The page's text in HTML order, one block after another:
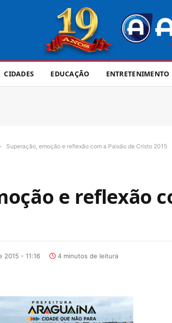
CIDADES EDUCAÇÃO ENTRETENIMENTO
Superação, emoção e reflexão com a Paixão de Cristo 2015
e reflexão
2015 - 11:16 4 minutos de leitura